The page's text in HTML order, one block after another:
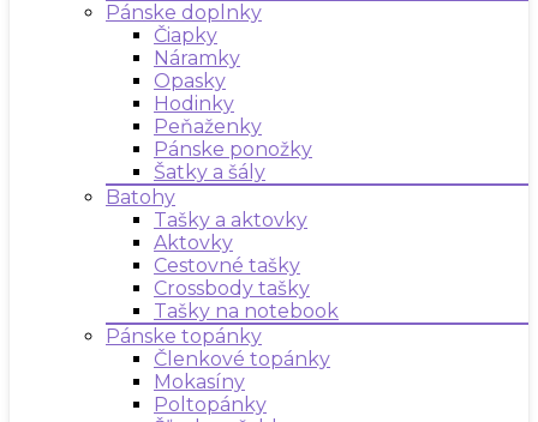
Pánske doplnky
Čiapky
Náramky
Opasky
Hodinky
Peňaženky
Pánske ponožky
Šatky a šály
Batohy
Tašky a aktovky
Aktovky
Cestovné tašky
Crossbody tašky
Tašky na notebook
Pánske topánky
Členkové topánky
Mokasíny
Poltopánky